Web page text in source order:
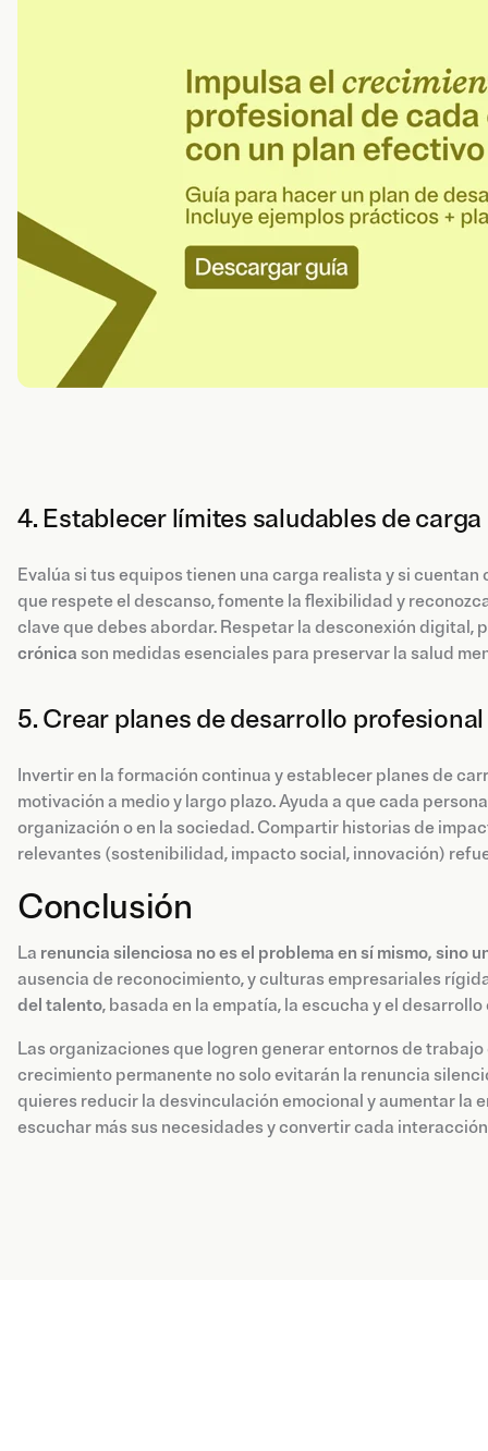
4. Establecer límites saludables de
Evalúa si tus equipos tienen una carga realista y si
que respete el descanso, fomente la flexibilidad y
clave que debes abordar. Respetar la desconexión digital,
crónica son medidas esenciales para preservar la salud
5. Crear planes de desarrollo
Invertir en la formación continua y establecer planes de
motivación a medio y largo plazo. Ayuda a que cada
organización o en la sociedad. Compartir historias de
relevantes (sostenibilidad, impacto social, innovación)
Conclusión
La renuncia silenciosa no es el problema en sí mismo, sino
ausencia de reconocimiento, y culturas empresariales
del talento, basada en la empatía, la escucha y el
Las organizaciones que logren generar entornos de
crecimiento permanente no solo evitarán la renuncia
quieres reducir la desvinculación emocional y aumentar la
escuchar más sus necesidades y convertir cada